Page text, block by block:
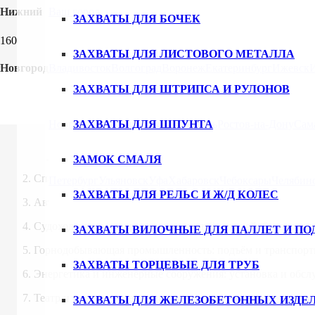
Нижний
Новгород
НовгородНовосибирскОмскПермь
ЗАХВАТЫ ДЛЯ БОЧЕК
ЗАХВАТЫ ДЛЯ ЛИСТОВОГО МЕТАЛЛА
ЗАХВАТЫ ДЛЯ ШТРИПСА И РУЛОНОВ
ЗАХВАТЫ ДЛЯ ШПУНТА
ЗАМОК СМАЛЯ
ЗАХВАТЫ ДЛЯ РЕЛЬС И Ж/Д КОЛЕС
ЗАХВАТЫ ВИЛОЧНЫЕ ДЛЯ ПАЛЛЕТ И
ЗАХВАТЫ ТОРЦЕВЫЕ ДЛЯ ТРУБ
ЗАХВАТЫ ДЛЯ ЖЕЛЕЗОБЕТОННЫХ
Лебедка — это механическое устройство,
Области применения лебедок:
Строительство: подъём строительных материалов,
Спасательные операции: извлечение автомобилей из
Автоспорт: буксировка автомобилей из
Судоходство: маневрирование, подъём якорей,
Горнодобывающая промышленность: подъём и
Энергетика и инженерные сооружения: установка и
Театр и сценические постановки: перемещение